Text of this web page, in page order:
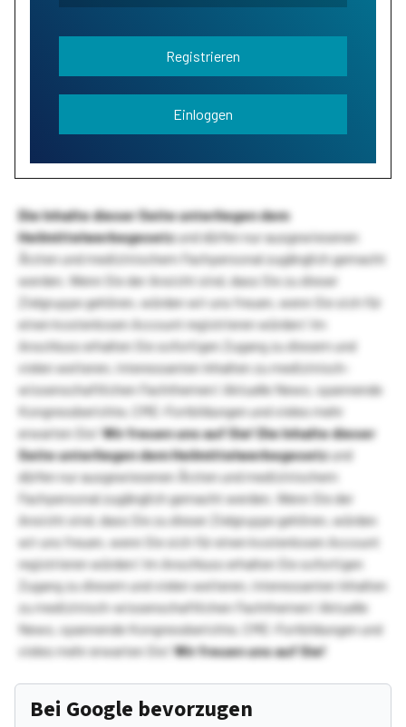
Registrieren
Einloggen
Die Inhalte dieser Seite unterliegen dem
Heilmittelwerbegesetzund dürfen nur ausgewiesenen
Ärzten und medizinischem Fachpersonal zugänglich gemacht
werden. Wenn Sie der Ansicht sind, dass Sie zu dieser
Zielgruppe gehören, würden wir uns freuen, wenn Sie sich für
einen kostenlosen Account registrieren würden! Im
Anschluss erhalten Sie sofortigen Zugang zu diesem und
vielen weiteren, interessanten Inhalten zu medizinisch-
wissenschaftlichen Fachthemen! Aktuelle News, spannende
Kongressberichte, CME-Fortbildungen und vieles mehr
erwarten Sie!Wir freuen uns auf Sie!Die Inhalte dieser
Seite unterliegen dem Heilmittelwerbegesetzund
dürfen nur ausgewiesenen Ärzten und medizinischem
Fachpersonal zugänglich gemacht werden. Wenn Sie der
Ansicht sind, dass Sie zu dieser Zielgruppe gehören, würden
wir uns freuen, wenn Sie sich für einen kostenlosen Account
registrieren würden! Im Anschluss erhalten Sie sofortigen
Zugang zu diesem und vielen weiteren, interessanten Inhalten
zu medizinisch-wissenschaftlichen Fachthemen! Aktuelle
News, spannende Kongressberichte, CME-Fortbildungen und
vieles mehr erwarten Sie!Wir freuen uns auf Sie!
Bei Google bevorzugen